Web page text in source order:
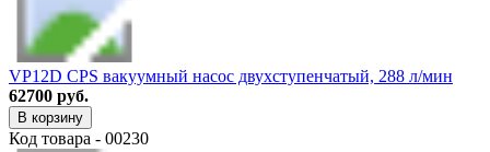
VP12D CPS вакуумный насос двухступенчатый, 288 л/мин
62700 руб.
В корзину
Код товара - 00230